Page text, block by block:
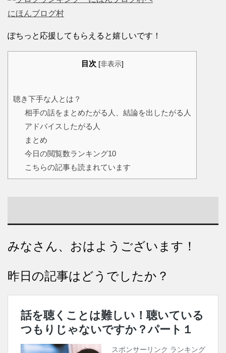
にほんブログ村
ぽちっと応援してもらえると嬉しいです！
目次 [非表示]
聴き下手な人とは？
相手の話をまとめたがる人、結論を出したがる人
アドバイスしたがる人
まとめ
今日の閲覧数ランキング10
こちらの記事も読まれています
みなさん、おはようございます！
昨日の記事はどうでしたか？